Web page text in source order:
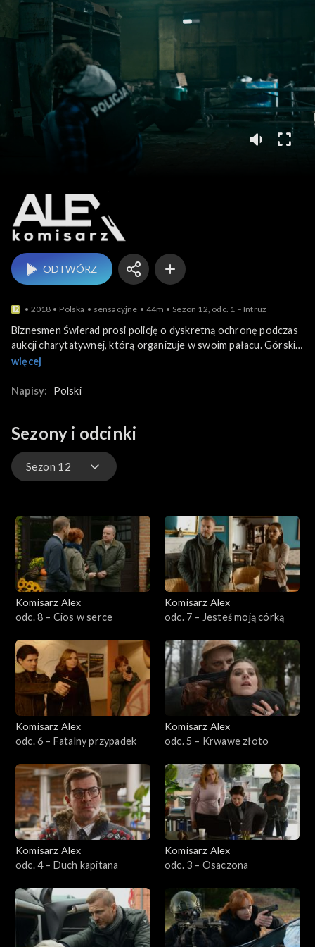
Komisarz Alex
ODTWÓRZ
2018 Polska sensacyjne 44m Sezon 12, odc. 1 – Intruz
Biznesmen Świerad prosi policję o dyskretną ochronę podczas
aukcji charytatywnej, którą organizuje w swoim pałacu. Górski,
Lucyna i Alex pojawiają się tam w wieczorowych strojach. Dla
śmierci wspólnika Świerada, Rożyńskiego.
więcej
Napisy: Polski
Sezony i odcinki
Sezon 12
Sezon 24
Sezon 23
Sezon 22
Sezon 21
Sezon 20
Sezon 19
Sezon 17
Sezon 16
Sezon 15
Sezon 14
Sezon 13
Komisarz Alex
odc. 8 – Cios w serce
Komisarz Alex
odc. 7 – Jesteś moją córką
Komisarz Alex
odc. 6 – Fatalny przypadek
Komisarz Alex
odc. 5 – Krwawe złoto
Komisarz Alex
odc. 4 – Duch kapitana
Komisarz Alex
odc. 3 – Osaczona